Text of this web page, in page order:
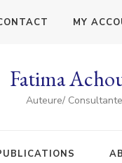
MY
Fatima
Auteure/ Consultante